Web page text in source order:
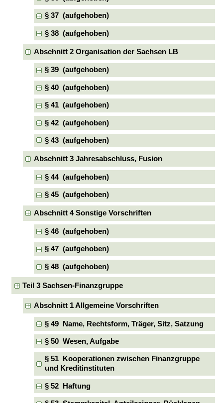
§ 37 (aufgehoben)
§ 38 (aufgehoben)
Abschnitt 2 Organisation der Sachsen LB
§ 39 (aufgehoben)
§ 40 (aufgehoben)
§ 41 (aufgehoben)
§ 42 (aufgehoben)
§ 43 (aufgehoben)
Abschnitt 3 Jahresabschluss, Fusion
§ 44 (aufgehoben)
§ 45 (aufgehoben)
Abschnitt 4 Sonstige Vorschriften
§ 46 (aufgehoben)
§ 47 (aufgehoben)
§ 48 (aufgehoben)
Teil 3 Sachsen-Finanzgruppe
Abschnitt 1 Allgemeine Vorschriften
§ 49 Name, Rechtsform, Träger, Sitz, Satzung
§ 50 Wesen, Aufgabe
§ 51 Kooperationen zwischen Finanzgruppe
und Kreditinstituten
§ 52 Haftung